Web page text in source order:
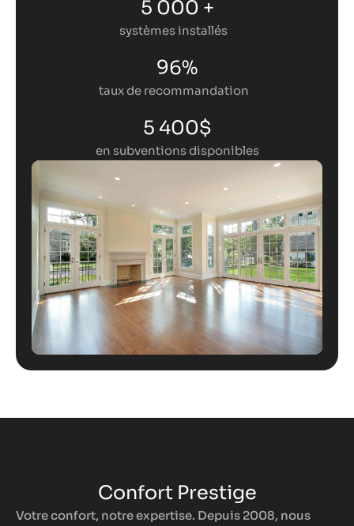
5 000 +
systèmes installés
96%
taux de recommandation
5 400$
en subventions disponibles
Confort Prestige
Votre confort, notre expertise. Depuis 2008, nous